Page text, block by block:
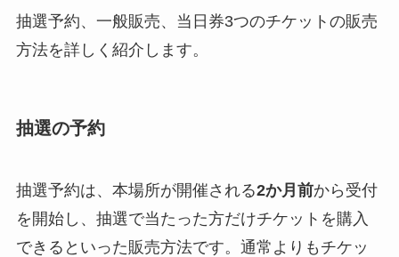
抽選予約、一般販売、当日券3つのチケットの販売
方法を詳しく紹介します。
抽選の予約
抽選予約は、本場所が開催される2か月前から受付
を開始し、抽選で当たった方だけチケットを購入
できるといった販売方法です。通常よりもチケッ